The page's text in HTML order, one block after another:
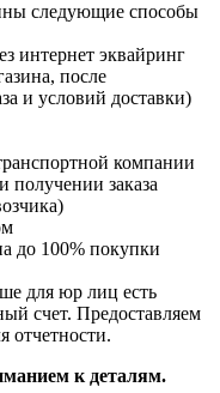
следующие способы
интернет эквайринг
после
и условий доставки)
компании
получении заказа
до 100% покупки
для юр лиц есть
счет. Предоставляем
отчетности.
к деталям.